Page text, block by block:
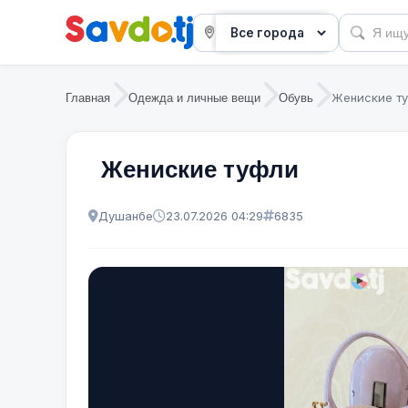
Главная Одежда и личные вещи Обувь Жениские
Жениские туфли
Душанбе 23.07.2026 04:29 6835